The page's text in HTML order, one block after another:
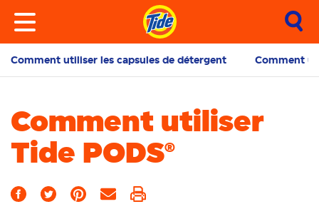
Comment utiliser les capsules de détergent Comment
Comment utiliser
Tide PODS®